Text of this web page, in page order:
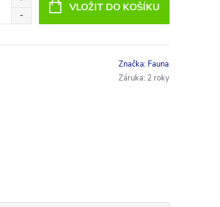
VLOŽIT DO KOŠÍKU
Značka: Fauna
Záruka: 2 roky